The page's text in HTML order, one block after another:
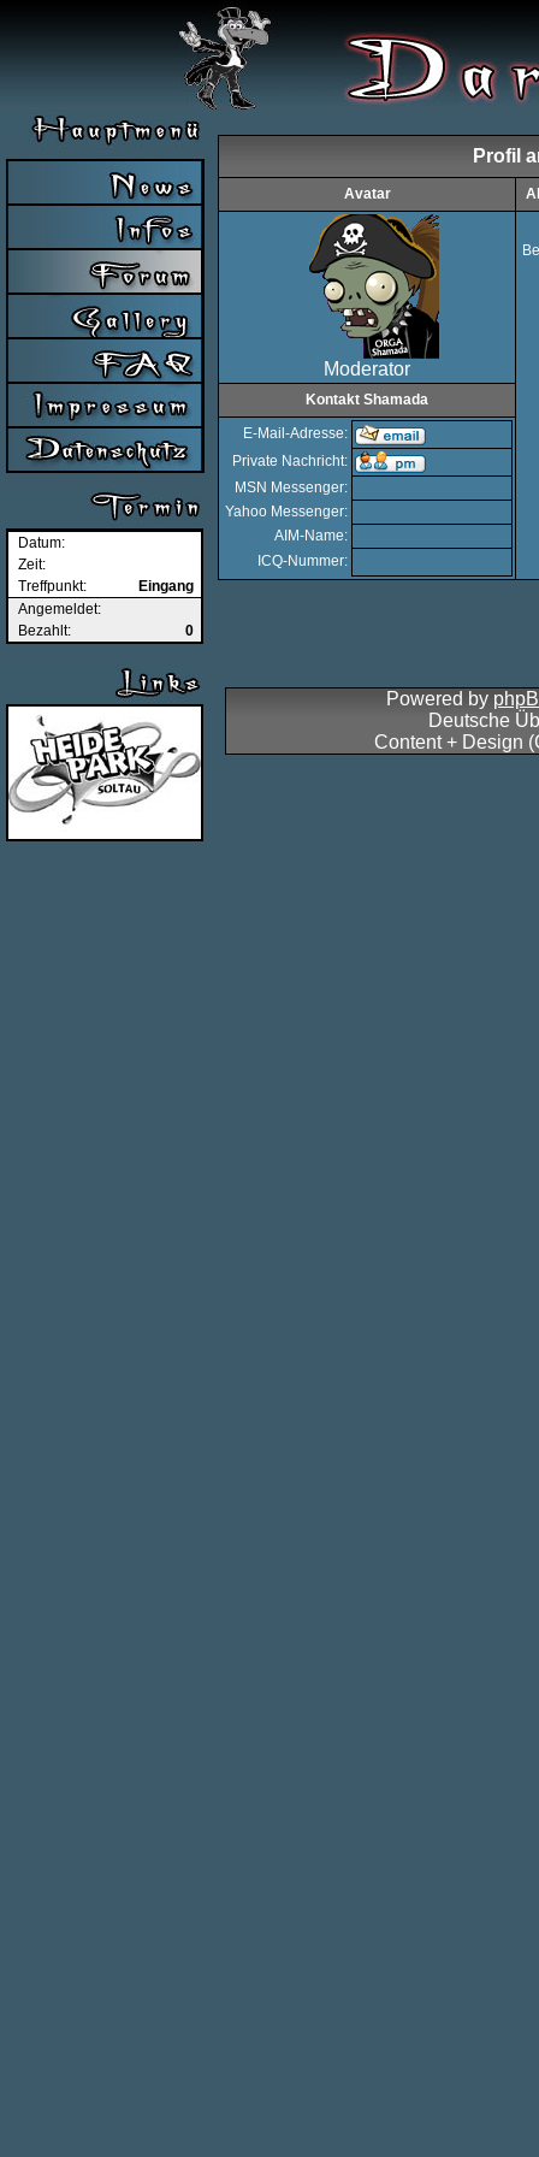
Datum:
Zeit:
Treffpunkt:
Eingang
Angemeldet:
Bezahlt:
0
Profil
Avatar
Moderator
Kontakt Shamada
E-Mail-Adresse:
Private Nachricht:
MSN Messenger:
Yahoo Messenger:
AIM-Name:
ICQ-Nummer:
Powered by
Deutsche
Content + Design